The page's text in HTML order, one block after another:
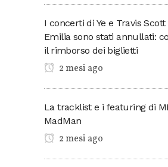
I concerti di Ye e Travis Scott
Emilia sono stati annullati:
il rimborso dei biglietti
2 mesi ago
La tracklist e i featuring di
MadMan
2 mesi ago